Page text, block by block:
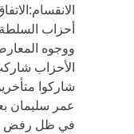
أحزاب
ووجوه
الأحزاب
شاركوا
عمر سليمان
في ظل رفض